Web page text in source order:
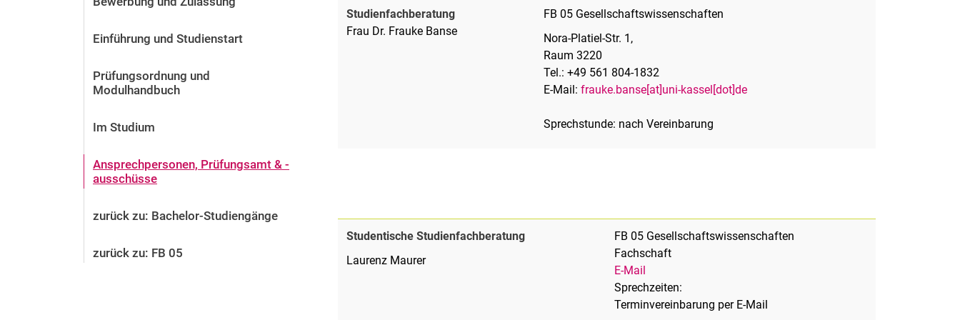
Stellenangebote
Alum­ni und Freunde
Kontakt und Beratung
Einführung und Studienstart
Prüfungsordnung und
Modulhandbuch
Im Studium
Ansprechpersonen, Prü­fungsamt & -
aus­schüs­se
zurück zu: Bachelor-Studiengänge
zurück zu: FB 05
Studienfachberatung
Frau Dr. Frauke Banse
FB 05 Gesellschaftswissenschaften
Nora-Platiel-Str. 1,
Raum 3220
Tel.: +49 561 804-1832
E-Mail:frauke.banse[at]uni-kassel[dot]de
Sprechstunde: nach Vereinbarung
Studentische Studienfachberatung
Laurenz Maurer
FB 05 Gesellschaftswissenschaften
Fachschaft
E-Mail
Sprechzeiten:
Terminvereinbarung per E-Mail